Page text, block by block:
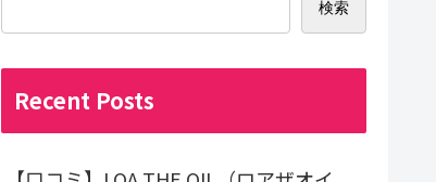
検索
Recent Posts